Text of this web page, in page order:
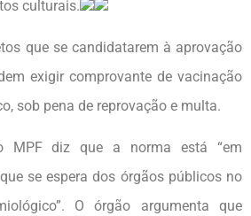
culturais.
que se candidatarem à aprovação
exigir comprovante de vacinação
sob pena de reprovação e multa.
MPF diz que a norma está “em
se espera dos órgãos públicos no
O órgão argumenta que